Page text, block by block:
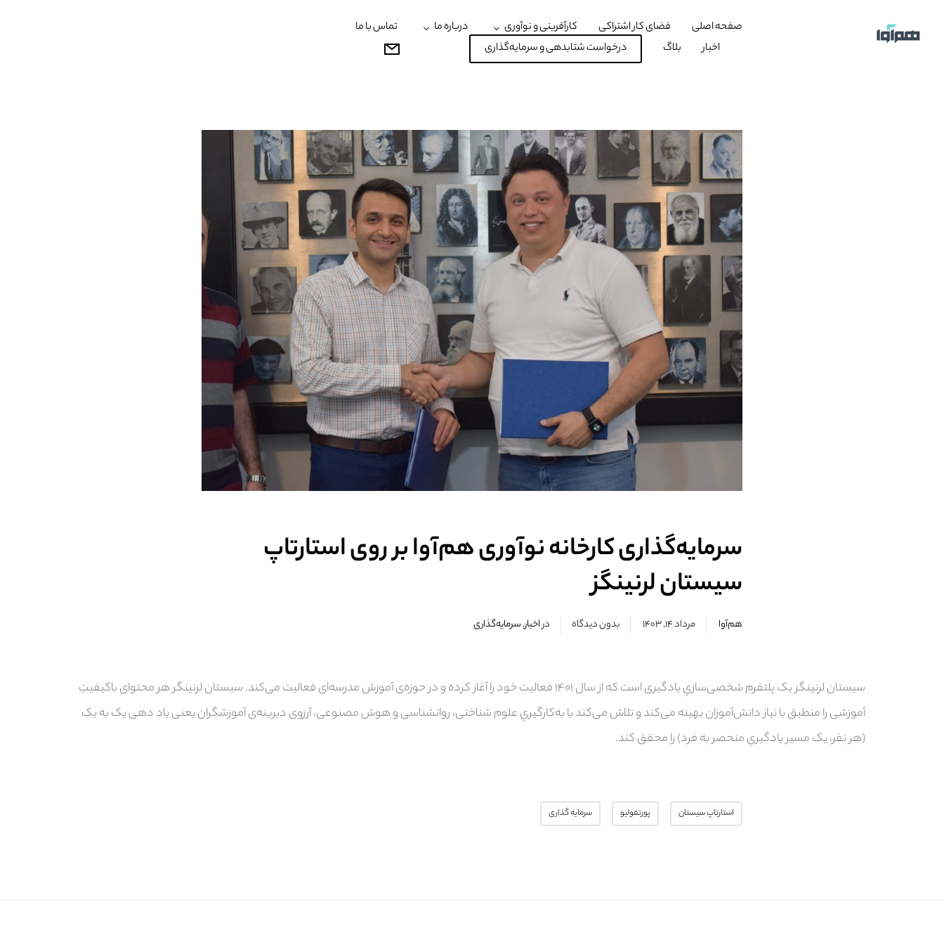
صفحه اصلی فضای کار اشتراکی کارآفرینی و نوآوری درباره ما
تماس با ما
اخبار
بلاگ درخواست شتابدهی و سرمایه‌گذاری
سرمایه‌گذاری کارخانه نوآوری هم‌آوا بر روی استارتاپ
سیستان لرنینگز
هم‌آوا مرداد ۱۴, ۱۴۰۳ بدون دیدگاه دراخبار,سرمایه‌گذاری
سیستان لرنینگز یک پلتفرم شخصی‌سازیِ یادگیری است که از سال ۱۴۰۱ فعالیت خود را آغاز کرده و در حوزه‌ی آموزش مدرسه‌ای فعالیت می‌کند. سیستان لرنینگر هر محتوای باکیفیتِ
آموزشی را منطبق با نیاز دانش‌آموزان بهینه می‌کند و تلاش می‌کند با به‌کارگیریِ علوم شناختی، روانشناسی و هوش مصنوعی، آرزوی دیرینه‌ی آموزشگران یعنی یاد دهی یک به یک
(هر نفر، یک مسیر یادگیریِ منحصر به فرد) را محقق کند.
استارتاپ سیستان پورتفولیو سرمایه گذاری